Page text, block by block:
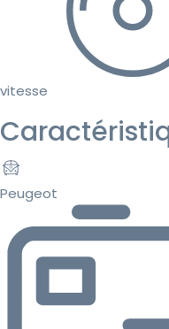
vitesse
Peugeot